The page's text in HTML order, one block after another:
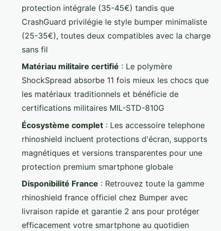
protection intégrale (35-45€) tandis que
CrashGuard privilégie le style bumper minimaliste
(25-35€), toutes deux compatibles avec la charge
sans fil
Matériau militaire certifié : Le polymère
ShockSpread absorbe 11 fois mieux les chocs que
les matériaux traditionnels et bénéficie de
certifications militaires MIL-STD-810G
Écosystème complet : Les accessoire telephone
rhinoshield incluent protections d'écran, supports
magnétiques et versions transparentes pour une
protection premium smartphone globale
Disponibilité France : Retrouvez toute la gamme
rhinoshield france officiel chez Bumper avec
livraison rapide et garantie 2 ans pour protéger
efficacement votre smartphone au quotidien